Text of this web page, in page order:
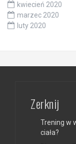
kwiecień 2020
marzec 2020
luty 2020
Zerknij
Trening w
ciała?